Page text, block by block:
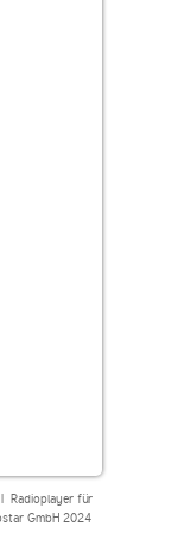
Radioplayer für
GmbH 2024